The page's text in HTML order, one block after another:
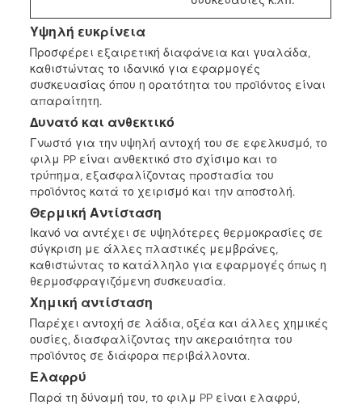
Υψηλή ευκρίνεια
Προσφέρει εξαιρετική διαφάνεια και γυαλάδα,
καθιστώντας το ιδανικό για εφαρμογές
συσκευασίας όπου η ορατότητα του προϊόντος είναι
απαραίτητη.
Δυνατό και ανθεκτικό
Γνωστό για την υψηλή αντοχή του σε εφελκυσμό, το
φιλμ PP είναι ανθεκτικό στο σχίσιμο και το
τρύπημα, εξασφαλίζοντας προστασία του
προϊόντος κατά το χειρισμό και την αποστολή.
Θερμική Αντίσταση
Ικανό να αντέχει σε υψηλότερες θερμοκρασίες σε
σύγκριση με άλλες πλαστικές μεμβράνες,
καθιστώντας το κατάλληλο για εφαρμογές όπως η
θερμοσφραγιζόμενη συσκευασία.
Χημική αντίσταση
Παρέχει αντοχή σε λάδια, οξέα και άλλες χημικές
ουσίες, διασφαλίζοντας την ακεραιότητα του
προϊόντος σε διάφορα περιβάλλοντα.
Ελαφρύ
Παρά τη δύναμή του, το φιλμ PP είναι ελαφρύ,